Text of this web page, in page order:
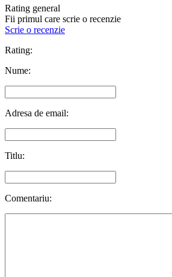
Rating general
Fii primul care scrie o recenzie
Scrie o recenzie
Rating:
Nume:
Adresa de email:
Titlu:
Comentariu: